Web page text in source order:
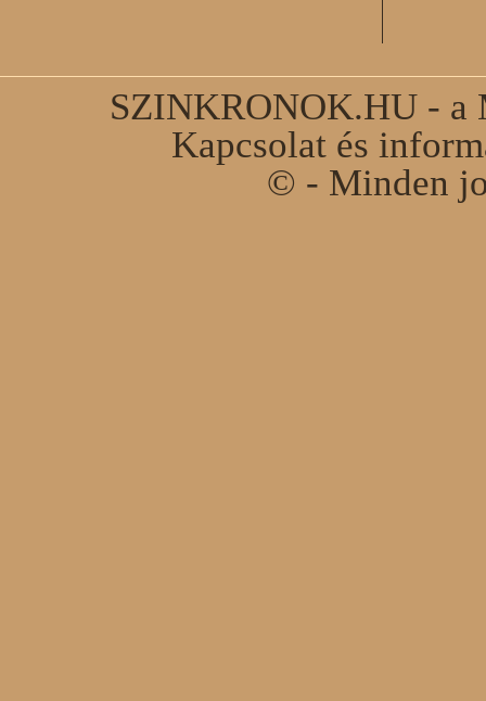
SZINKRONOK.HU - a
Kapcsolat és
© - Minden